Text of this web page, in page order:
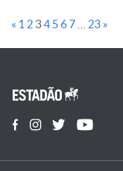
« 1 2 34 5 6 7 23 »